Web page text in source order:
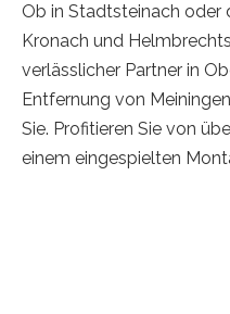
Ob in Stadtsteinach oder
Kronach und
verlässlicher Partner in
Entfernung von
Sie. Profitieren Sie von
einem eingespielten